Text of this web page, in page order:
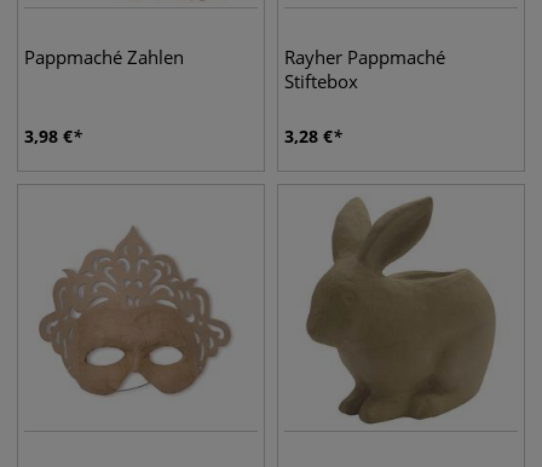
Pappmaché Zahlen
3,98 €
Rayher Pappmaché
Stiftebox
3,28 €